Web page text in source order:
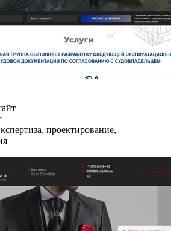
проектирование,